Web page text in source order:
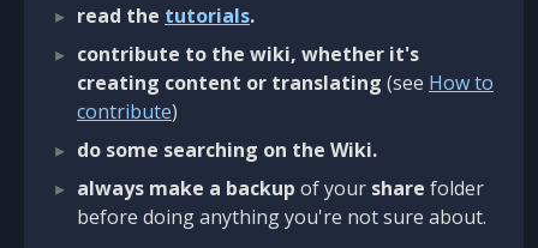
read the tutorials.
contribute to the wiki, whether it's
creating content or translating (see How to
contribute)
do some searching on the Wiki.
always make a backup of your share folder
before doing anything you're not sure about.